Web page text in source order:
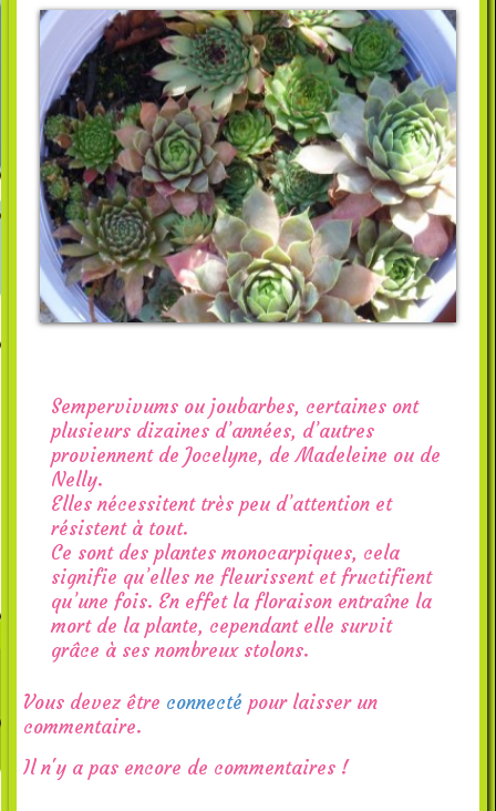
Sempervivums ou joubarbes, certaines ont
plusieurs dizaines d’années, d’autres
proviennent de Jocelyne, de Madeleine ou de
Nelly.
Elles nécessitent très peu d’attention et
résistent à tout.
Ce sont des plantes monocarpiques, cela
signifie qu’elles ne fleurissent et fructifient
qu’une fois. En effet la floraison entraîne la
mort de la plante, cependant elle survit
grâce à ses nombreux stolons.
Vous devez être connecté pour laisser un
commentaire.
Il n'y a pas encore de commentaires !